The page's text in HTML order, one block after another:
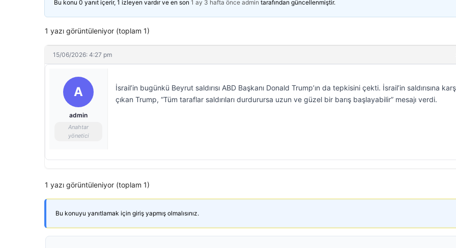
Bu konu 0 yanıt içerir, 1 izleyen vardır ve en son 1 ay 3 hafta önce admin tarafından güncellenmiştir.
1 yazı görüntüleniyor (toplam 1)
15/06/2026: 4:27 pm
A
admin
Anahtar
yönetici
İsrail’in bugünkü Beyrut saldırısı ABD Başkanı Donald Trump’ın da tepkisini çekti. İsrail’in saldırısına
çıkan Trump, “Tüm taraflar saldırıları durdurursa uzun ve güzel bir barış başlayabilir” mesajı verdi.
1 yazı görüntüleniyor (toplam 1)
Bu konuyu yanıtlamak için giriş yapmış olmalısınız.